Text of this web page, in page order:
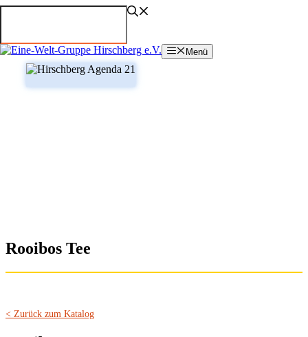
Zum
Menü
Rooibos Tee
< Zurück zum Katalog